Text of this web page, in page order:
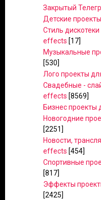
Закрытый
Детские
Стиль
effects [17]
Музыкальные
[530]
Лого проекты
Свадебные -
effects [8569]
Бизнес
Новогодние
[2251]
Новости,
effects [454]
Спортивные
[817]
Эффекты
[2425]